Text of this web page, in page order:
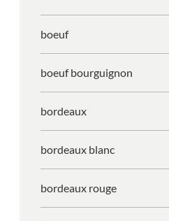
boeuf
boeuf bourguignon
bordeaux
bordeaux blanc
bordeaux rouge